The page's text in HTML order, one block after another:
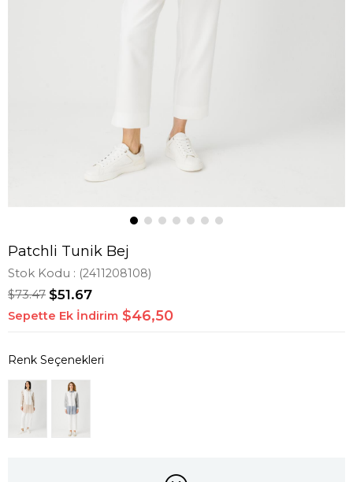
Patchli Tunik Bej
Stok Kodu (2411208108)
$73.47 $51.67
Sepette Ek İndirim $46,50